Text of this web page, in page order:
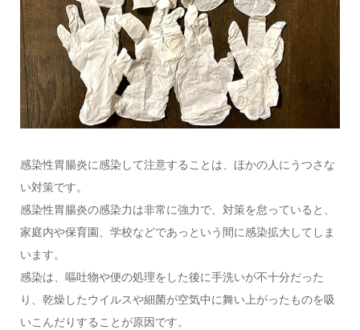
感染性胃腸炎に感染して注意することは、ほかの人にうつさな
い対策です。
感染性胃腸炎の感染力は非常に強力で、対策を怠っていると、
家庭内や保育園、学校などであっという間に感染拡大してしま
います。
感染は、嘔吐物や便の処理をした後に手洗いが不十分だった
り、乾燥したウイルスや細菌が空気中に舞い上がったものを吸
いこんだりすることが原因です。